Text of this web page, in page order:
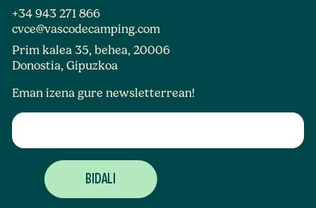
+34 943 271 866
cvce@vascodecamping.com
Prim kalea 35, behea, 20006
Donostia, Gipuzkoa
Eman izena gure newsletterrean!